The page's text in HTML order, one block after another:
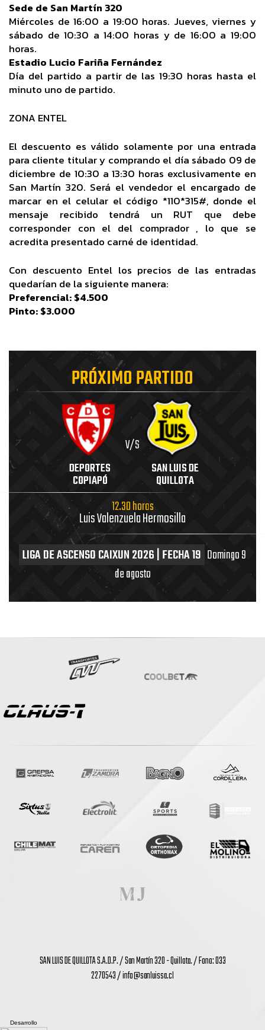
Sede de San Martín 320
Miércoles de 16:00 a 19:00 horas. Jueves, viernes y
sábado de 10:30 a 14:00 horas y de 16:00 a 19:00
horas.
Estadio Lucio Fariña Fernández
Día del partido a partir de las 19:30 horas hasta el
minuto uno de partido.
ZONA ENTEL
El descuento es válido solamente por una entrada
para cliente titular y comprando el día sábado 09 de
diciembre de 10:30 a 13:30 horas exclusivamente en
San Martín 320. Será el vendedor el encargado de
marcar en el celular el código *110*315#, donde el
mensaje recibido tendrá un RUT que debe
corresponder con el del comprador , lo que se
acredita presentado carné de identidad.
Con descuento Entel los precios de las entradas
quedarían de la siguiente manera:
Preferencial: $4.500
Pinto: $3.000
PRÓXIMO PARTIDO
DEPORTES
COPIAPÓ
V/S
SAN LUIS DE
QUILLOTA
12.30 horas
Luis Valenzuela Hermosilla
LIGA DE ASCENSO CAIXUN 2026 | FECHA 19 Domingo 9
de agosto
SAN LUIS DE QUILLOTA S.A.D.P. / San Martín 320 - Quillota. / Fono: 033
2270543 /info@sanluissa.cl
Desarrollo